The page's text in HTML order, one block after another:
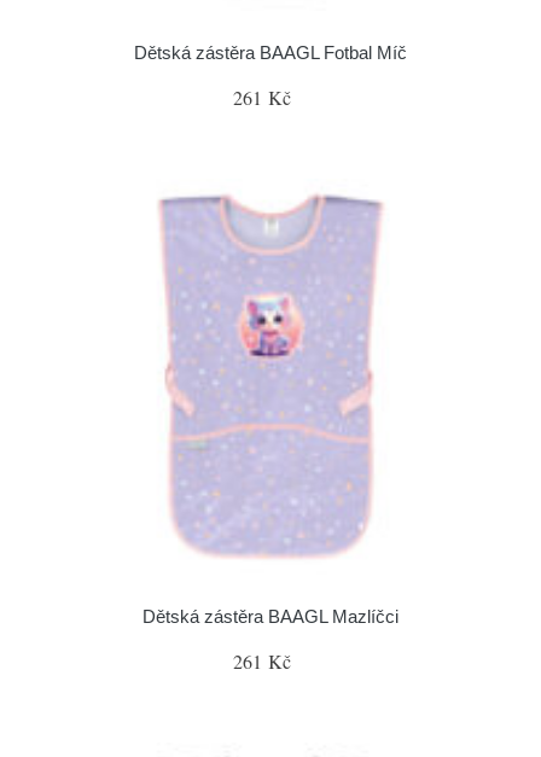
Dětská zástěra BAAGL Fotbal Míč
261 Kč
Dětská zástěra BAAGL Mazlíčci
261 Kč